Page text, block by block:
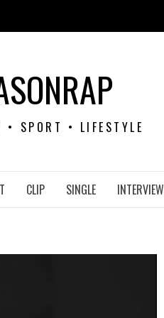
• SPORT • LIFESTYLE
CLIP SINGLE INTERVIEW